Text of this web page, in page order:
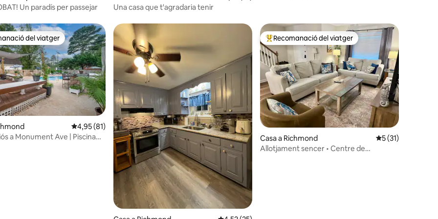
Un paradís per passejar
Una casa que t'agradaria tenir
recomanacions dels viatgers
del viatger
4,95 de puntuació mitjana d'un total de 5; 81 avaluacions
4,95 (81)
a Monument Ave | Piscina
Principals recomanacions dels viatgers
Recomanació del viatger
Casa a Richmond 5 de puntuació
5 (31)
Allotjament sencer • Centre de